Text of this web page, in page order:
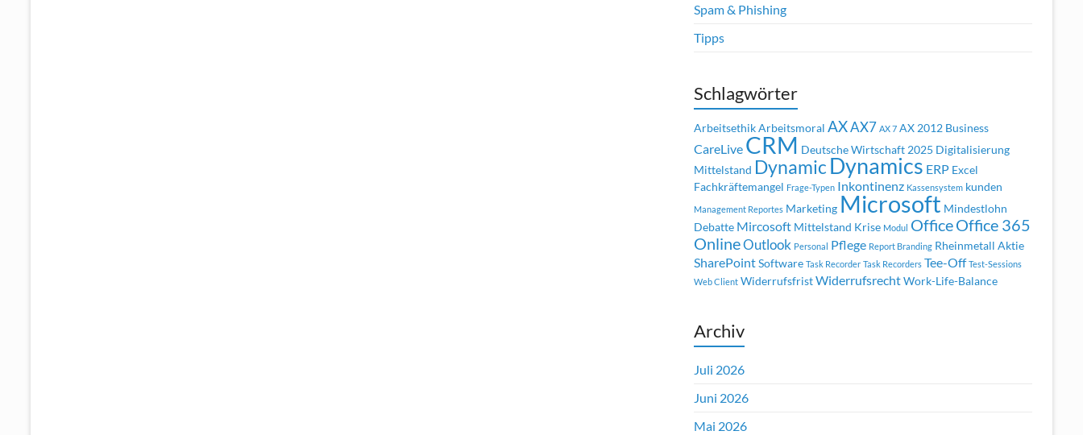
Spam & Phishing
Tipps
Schlagwörter
ArbeitsethikArbeitsmoral AXAX7 AX 7 AX 2012 Business
CareLive CRM Deutsche Wirtschaft 2025 Digitalisierung
Mittelstand Dynamic Dynamics ERP Excel
Fachkräftemangel Frage-Typen Inkontinenz Kassensystem kunden
Management Reportes Marketing Microsoft Mindestlohn
Debatte Mircosoft Mittelstand Krise Modul OfficeOffice 365
OnlineOutlook Personal Pflege Report Branding Rheinmetall Aktie
SharePointSoftware Task Recorder Task Recorders Tee-Off Test-Sessions
Web Client WiderrufsfristWiderrufsrechtWork-Life-Balance
Archiv
Juli 2026
Juni 2026
Mai 2026